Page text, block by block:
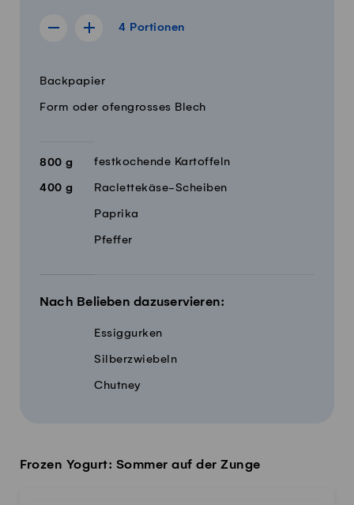
4 Portionen
Rezept für 3 Portionen anzeigen
Rezept für 5 Portionen anzeigen
4 Portionen
MengeZutaten
Backpapier
Form oder ofengrosses Blech
800 g festkochende Kartoffeln
400 g Raclettekäse-Scheiben
Paprika
Pfeffer
Nach Belieben dazuservieren:
Essiggurken
Silberzwiebeln
Chutney
Frozen Yogurt: Sommer auf der Zunge